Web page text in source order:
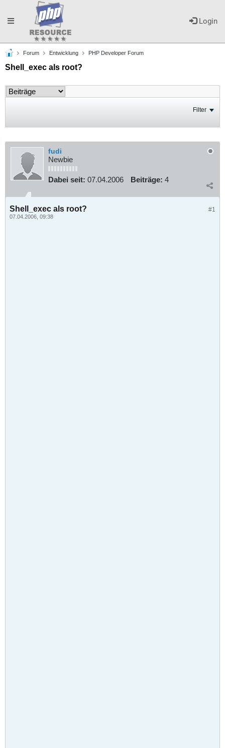
Login
Toggle
navigation
Forum Entwicklung PHP Developer Forum
Shell_exec als root?
Filter
fudi
Newbie
Dabei seit: 07.04.2006 Beiträge: 4
#1
Shell_exec als root?
07.04.2006, 09:38